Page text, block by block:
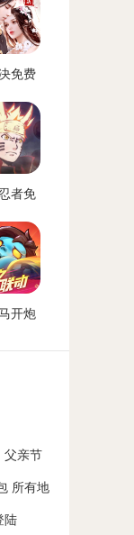
免费
者免
开炮
开炮
父亲节
所有地
陆